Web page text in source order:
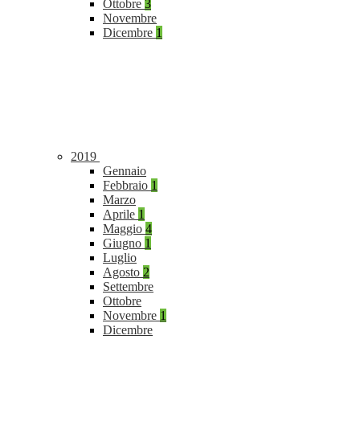
Ottobre 3
Novembre
Dicembre 1
2019
Gennaio
Febbraio 1
Marzo
Aprile 1
Maggio 4
Giugno 1
Luglio
Agosto 2
Settembre
Ottobre
Novembre 1
Dicembre